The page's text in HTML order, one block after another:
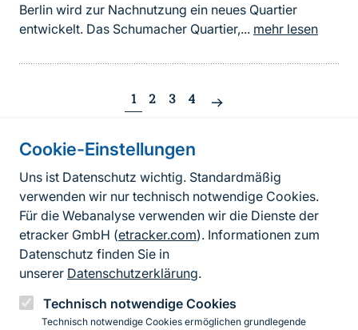
Cookie-Einstellungen
Uns ist Datenschutz wichtig. Standardmäßig
verwenden wir nur technisch notwendige Cookies.
Für die Webanalyse verwenden wir die Dienste der
etracker GmbH (etracker.com). Informationen zum
Datenschutz finden Sie in
unserer Datenschutzerklärung.
Technisch notwendige Cookies
Technisch notwendige Cookies ermöglichen grundlegende
Berlin wird zur Nachnutzung ein neues Quartier
entwickelt. Das Schumacher Quartier,... mehr lesen
1 2 3 4
Nächste
Seite
Informationen zur Seite
FußzeileKontakt zum BfN
Kontaktformular
Erklärung zur Barrierefreiheit
Impressum